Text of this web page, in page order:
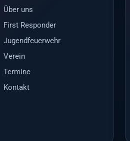
Über uns
First Responder
Jugendfeuerwehr
Verein
Termine
Kontakt